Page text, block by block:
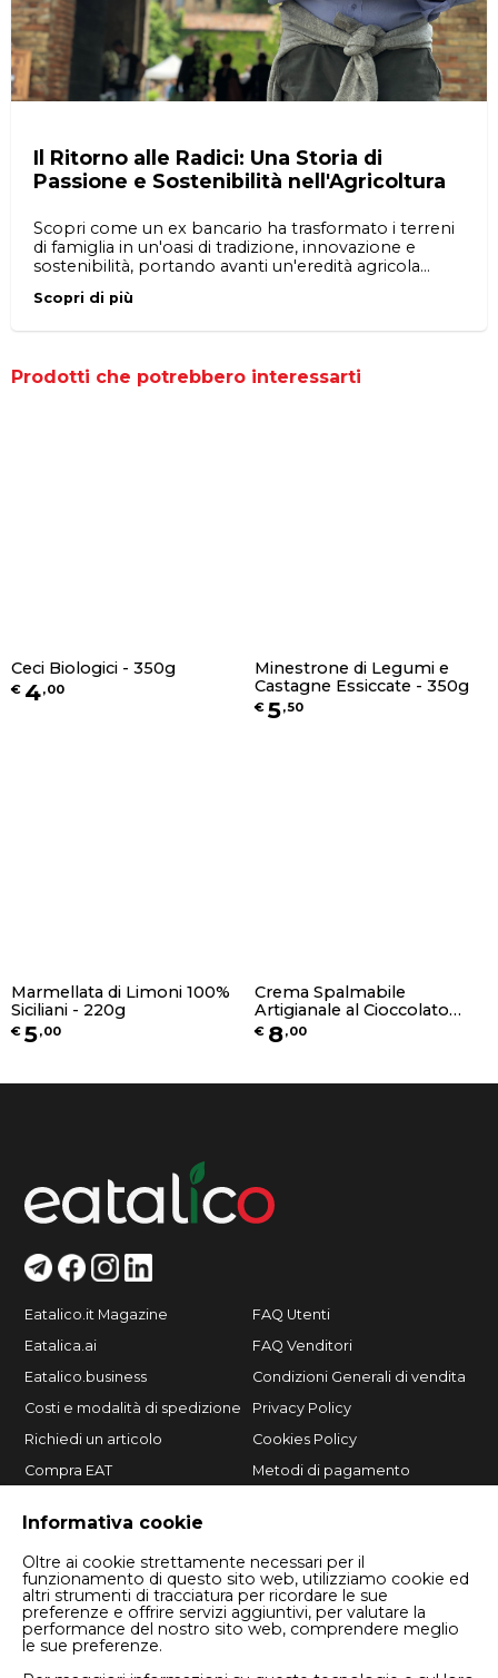
Il Ritorno alle Radici: Una Storia di
Passione e Sostenibilità nell'Agricoltura
Scopri come un ex bancario ha trasformato i terreni
di famiglia in un'oasi di tradizione, innovazione e
sostenibilità, portando avanti un'eredità agricola
Scopri di più
Prodotti che potrebbero interessarti
Ceci Biologici - 350g
€ 4,00
Minestrone di Legumi e
Castagne Essiccate - 350g
€ 5,50
Marmellata di Limoni 100%
Siciliani - 220g
€ 5,00
Crema Spalmabile
Artigianale al Cioccolato
Bianco e Wafer - 250g
€ 8,00
Informativa cookie
Oltre ai cookie strettamente necessari per il
funzionamento di questo sito web, utilizziamo cookie ed
altri strumenti di tracciatura per ricordare le sue
preferenze e offrire servizi aggiuntivi, per valutare la
performance del nostro sito web, comprendere meglio
le sue preferenze.
Eatalico.it Magazine
Eatalica.ai
Eatalico.business
Costi e modalità di spedizione
Richiedi un articolo
Compra EAT
FAQ Utenti
FAQ Venditori
Condizioni Generali di vendita
Privacy Policy
Cookies Policy
Metodi di pagamento